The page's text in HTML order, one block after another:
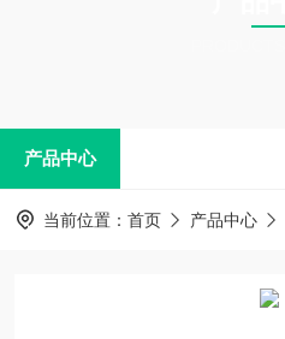
产品中心
当前位置： 首页 产品中心